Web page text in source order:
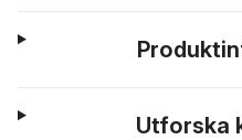
Utforska